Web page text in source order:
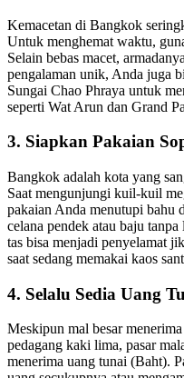
Kemacetan di Bangkok
Untuk menghemat waktu,
Selain bebas macet,
pengalaman unik, Anda juga
Sungai Chao Phraya untuk
seperti Wat Arun dan Grand
3. Siapkan Pakaian
Bangkok adalah kota yang
Saat mengunjungi kuil-kuil
pakaian Anda menutupi bahu
celana pendek atau baju
tas bisa menjadi penyelamat
saat sedang memakai kaos
4. Selalu Sedia Uang
Meskipun mal besar
pedagang kaki lima, pasar
menerima uang tunai (Baht).